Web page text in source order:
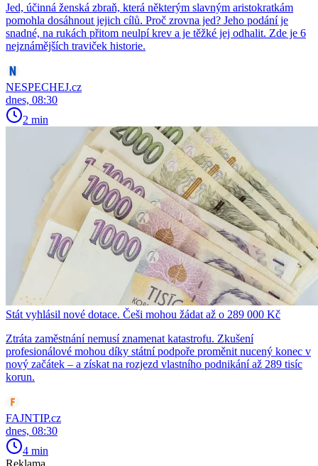
Jed, účinná ženská zbraň, která některým slavným aristokratkám
pomohla dosáhnout jejich cílů. Proč zrovna jed? Jeho podání je
snadné, na rukách přitom neulpí krev a je těžké jej odhalit. Zde je 6
nejznámějších traviček historie.
NESPECHEJ.cz
dnes, 08:30
2 min
Stát vyhlásil nové dotace. Češi mohou žádat až o 289 000 Kč
Ztráta zaměstnání nemusí znamenat katastrofu. Zkušení
profesionálové mohou díky státní podpoře proměnit nucený konec v
nový začátek – a získat na rozjezd vlastního podnikání až 289 tisíc
korun.
FAJNTIP.cz
dnes, 08:30
4 min
Reklama